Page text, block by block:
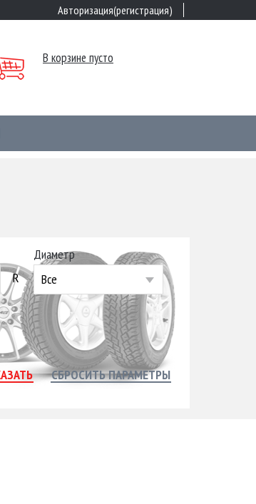
Авторизация(регистрация)
В корзине пусто
R
Диаметр
Все